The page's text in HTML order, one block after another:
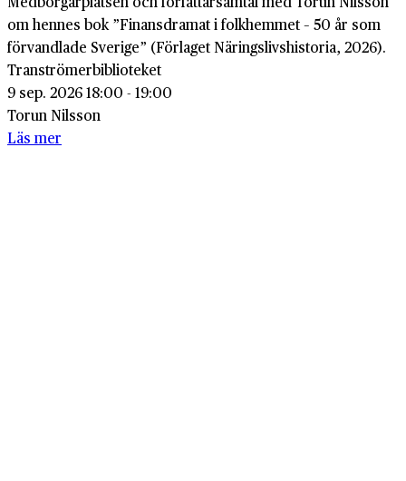
om hennes bok ”Finansdramat i folkhemmet – 50 år som
förvandlade Sverige” (Förlaget Näringslivshistoria, 2026).
Tranströmerbiblioteket
9 sep. 2026 18:00 - 19:00
Torun Nilsson
Läs mer